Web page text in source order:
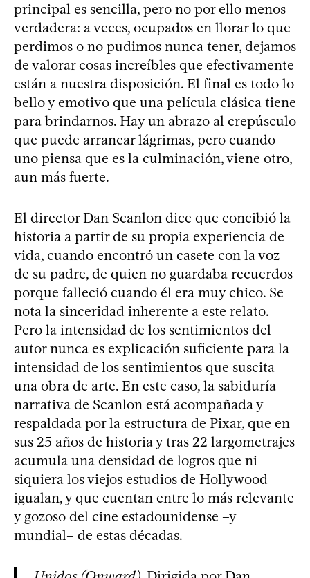
principal es sencilla, pero no por ello menos
verdadera: a veces, ocupados en llorar lo que
perdimos o no pudimos nunca tener, dejamos
de valorar cosas increíbles que efectivamente
están a nuestra disposición. El final es todo lo
bello y emotivo que una película clásica tiene
para brindarnos. Hay un abrazo al crepúsculo
que puede arrancar lágrimas, pero cuando
uno piensa que es la culminación, viene otro,
aun más fuerte.
El director Dan Scanlon dice que concibió la
historia a partir de su propia experiencia de
vida, cuando encontró un casete con la voz
de su padre, de quien no guardaba recuerdos
porque falleció cuando él era muy chico. Se
nota la sinceridad inherente a este relato.
Pero la intensidad de los sentimientos del
autor nunca es explicación suficiente para la
intensidad de los sentimientos que suscita
una obra de arte. En este caso, la sabiduría
narrativa de Scanlon está acompañada y
respaldada por la estructura de Pixar, que en
sus 25 años de historia y tras 22 largometrajes
acumula una densidad de logros que ni
siquiera los viejos estudios de Hollywood
igualan, y que cuentan entre lo más relevante
y gozoso del cine estadounidense –y
mundial– de estas décadas.